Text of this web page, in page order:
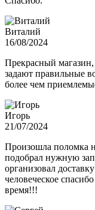
Виталий
16/08/2024
Прекрасный
задают правильные
более чем
Игорь
21/07/2024
Произошла поломка
подобрал нужную
организовал
человеческое
время!!!